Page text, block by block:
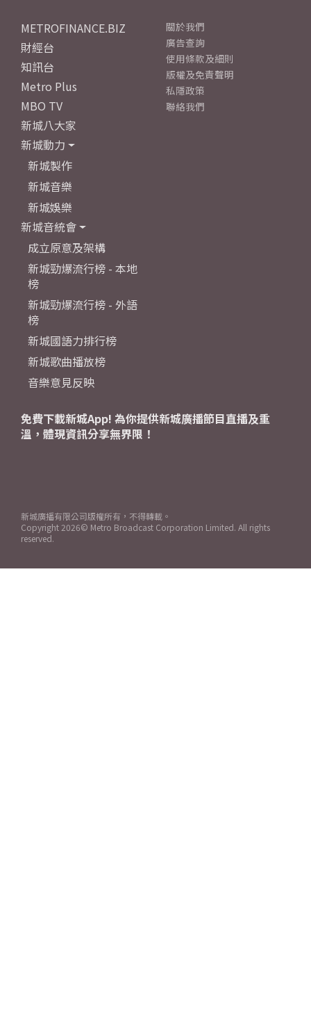
METROFINANCE.BIZ
財經台
知訊台
Metro Plus
MBO TV
新城八大家
新城動力
新城製作
新城音樂
新城娛樂
新城音統會
成立原意及架構
新城勁爆流行榜 - 本地
榜
新城勁爆流行榜 - 外語
榜
新城國語力排行榜
新城歌曲播放榜
音樂意見反映
關於我們
廣告查詢
使用條款及細則
版權及免責聲明
私隱政策
聯絡我們
免費下載新城App! 為你提供新城廣播節目直播及重
溫，體現資訊分享無界限！
新城廣播有限公司版權所有，不得轉載。
Copyright 2026© Metro Broadcast Corporation Limited. All rights
reserved.